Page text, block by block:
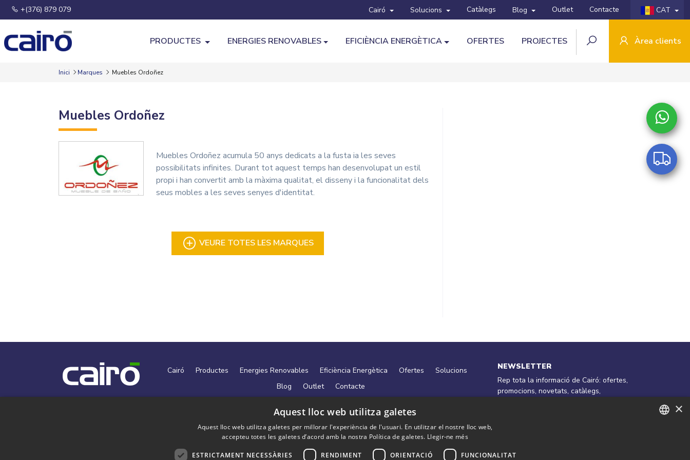
+(376) 879 079 Cairó Solucions Catàlegs Blog Outlet Contacte CAT
PRODUCTES ENERGIES RENOVABLES EFICIÈNCIA ENERGÈTICA OFERTES PROJECTES Àrea clients
Inici Marques Muebles Ordoñez
Muebles Ordoñez
Muebles Ordoñez acumula 50 anys dedicats a la fusta ia les seves
possibilitats infinites. Durant tot aquest temps han desenvolupat un estil
propi i han convertit amb la màxima qualitat, el disseny i la funcionalitat dels
seus mobles a les seves senyes d'identitat.
VEURE TOTES LES MARQUES
Cairó Productes Energies Renovables Eficiència Energètica Ofertes
Solucions
Blog
Outlet Contacte
Cairó. Av. Salou, 55 AD500 Andorra la Vella Principat d'Andorra+(376) 879 079
Avís Legal
Política de Privacitat Política de cookies
NEWSLETTER
Rep tota la informació de Cairó: ofertes,
promocions, novetats, catàlegs,
×
Aquest lloc web utilitza galetes
Aquest lloc web utilitza galetes per millorar l'experiència de l'usuari. En utilitzar el nostre lloc web,
accepteu totes les galetes d’acord amb la nostra Política de galetes. Llegir-ne més
ESTRICTAMENT NECESSÀRIES RENDIMENT ORIENTACIÓ FUNCIONALITAT